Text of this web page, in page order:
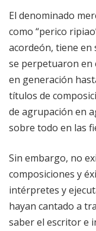
El denominado
como “perico
acordeón, tiene
se perpetuaron en
en generación
títulos de
de agrupación en
sobre todo en las
Sin embargo, no
composiciones y
intérpretes y
hayan cantado a
saber el escritor e